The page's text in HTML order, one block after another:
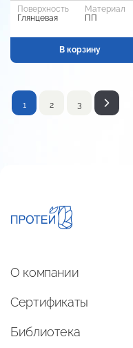
Поверхность
Глянцевая
Материал
ПП
В корзину
1 2 3
О компании
Сертификаты
Библиотека